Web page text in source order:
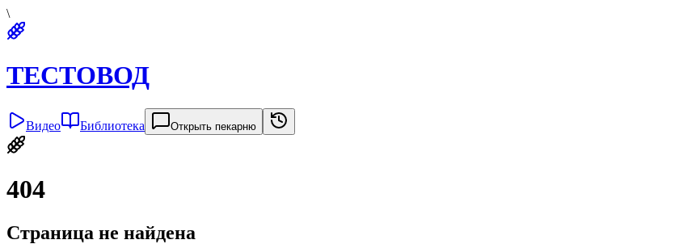
\
ТЕСТОВОД
Видео Библиотека Открыть пекарню
404
Страница не найдена